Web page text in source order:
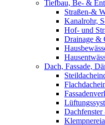
Tiefbau, Be- &
Straßen-&
Kanalrohr,
Hof- und
Drainage &
Dach, Fassade,